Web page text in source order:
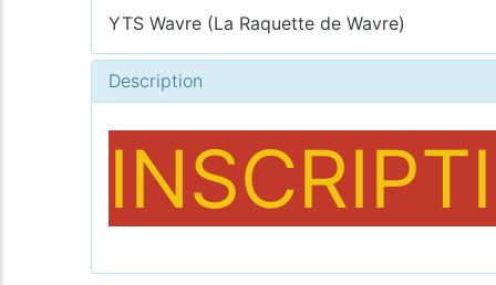
YTS Wavre (La Raquette de Wavre)
Description